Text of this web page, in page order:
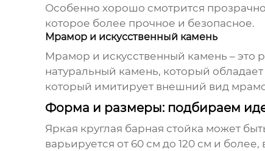
Особенно хорошо смотрится
которое более прочное и безопасное.
Мрамор и искусственный камень
Мрамор и искусственный камень – это
натуральный камень, который
который имитирует внешний вид
Форма и размеры: подбираем
Яркая круглая барная стойка может
варьируется от 60 см до 120 см и